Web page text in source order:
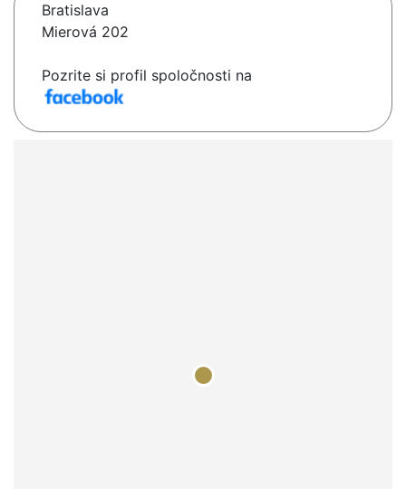
Bratislava
Mierová 202
Pozrite si profil spoločnosti na